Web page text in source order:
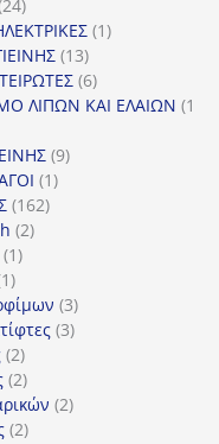
24
προϊόντα11
1313
προϊόντα
66
προϊόντα
ΛΙΠΩΝ ΚΑΙ ΕΛΑΙΩΝ 1
99
11
162162
22
11
11
προϊόν33
προϊόντα
33
22
προϊόντα
22
προϊόντα
22
22